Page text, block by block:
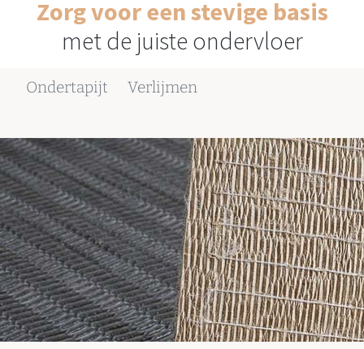
Zorg voor een stevige basis
met de juiste ondervloer
Ondertapijt Verlijmen